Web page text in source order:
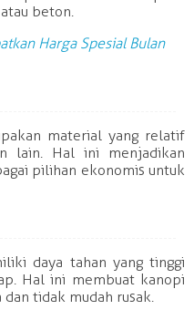
beton.
Harga Spesial Bulan
material yang relatif
lain. Hal ini menjadikan
pilihan ekonomis untuk
daya tahan yang tinggi
Hal ini membuat kanopi
tidak mudah rusak.